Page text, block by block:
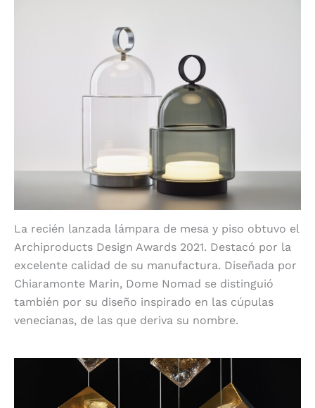
La recién lanzada lámpara de mesa y piso obtuvo el
Archiproducts Design Awards 2021. Destacó por la
excelente calidad de su manufactura. Diseñada por
Chiaramonte Marin, Dome Nomad se distinguió
también por su diseño inspirado en las cúpulas
venecianas, de las que deriva su nombre.